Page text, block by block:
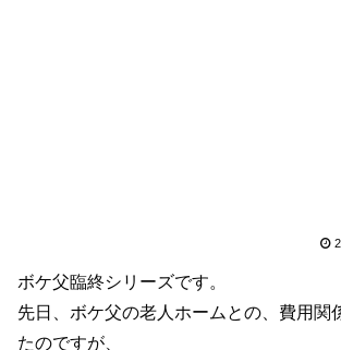
ボケ父臨終シリーズです。
先日、ボケ父の老人ホームとの、費用関
たのですが、